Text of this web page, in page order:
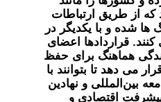
از طریق ارتباطات
ها شده و با یکدیگر در
قراردادها اعضای
هماهنگ برای حفظ
می دهد تا بتوانند با
بین‌المللی و نهادین
اقتصادی و